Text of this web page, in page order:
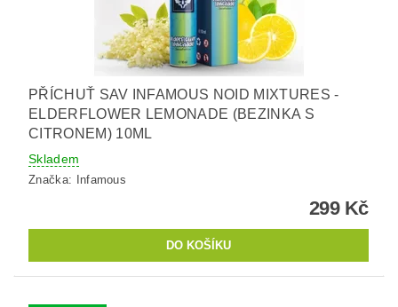
PŘÍCHUŤ SAV INFAMOUS NOID MIXTURES -
ELDERFLOWER LEMONADE (BEZINKA S
CITRONEM) 10ML
Skladem
Značka: Infamous
299 Kč